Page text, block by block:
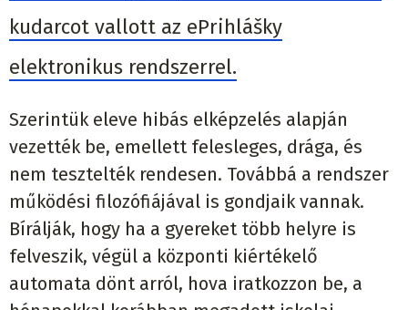
kudarcot vallott az ePrihlášky
elektronikus rendszerrel.
Szerintük eleve hibás elképzelés alapján
vezették be, emellett felesleges, drága, és
nem tesztelték rendesen. Továbbá a rendszer
működési filozófiájával is gondjaik vannak.
Bírálják, hogy ha a gyereket több helyre is
felveszik, végül a központi kiértékelő
automata dönt arról, hova iratkozzon be, a